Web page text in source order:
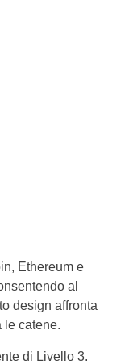
Ethereum e
al
design affronta
le catene.
di Livello 3.